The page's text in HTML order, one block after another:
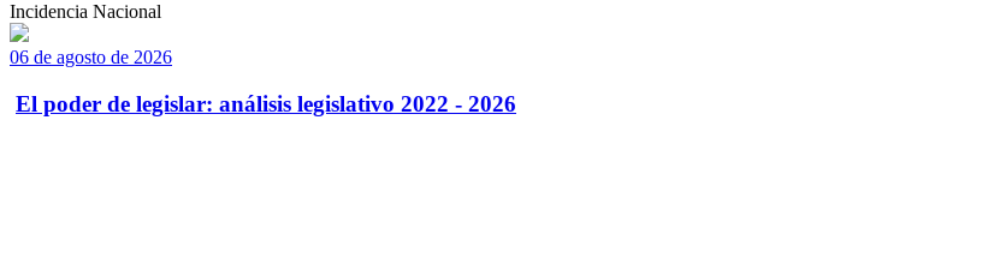
Incidencia Nacional
06 de agosto de 2026
El poder de legislar: análisis legislativo 2022 - 2026